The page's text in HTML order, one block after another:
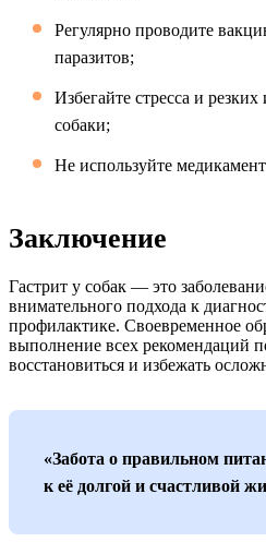
Регулярно проводите
паразитов;
Избегайте стресса и
собаки;
Не используйте
Заключение
Гастрит у собак — это
внимательного подхода к
профилактике. Своевременное
выполнение всех рекомендаций
восстановиться и избежать
«Забота о правильном
к её долгой и счастливой